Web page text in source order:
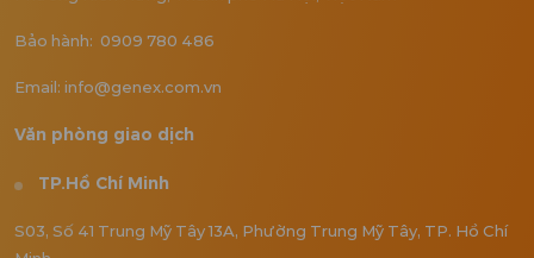
Bảo hành: 0909 780 486
Email: info@genex.com.vn
Văn phòng giao dịch
TP.Hồ Chí Minh
S03, Số 41 Trung Mỹ Tây 13A, Phường Trung Mỹ Tây, TP. Hồ Chí